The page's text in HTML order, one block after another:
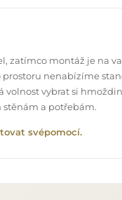
zatímco montáž je na
nenabízíme
volnost vybrat si
stěnám a potřebám.
svépomocí.